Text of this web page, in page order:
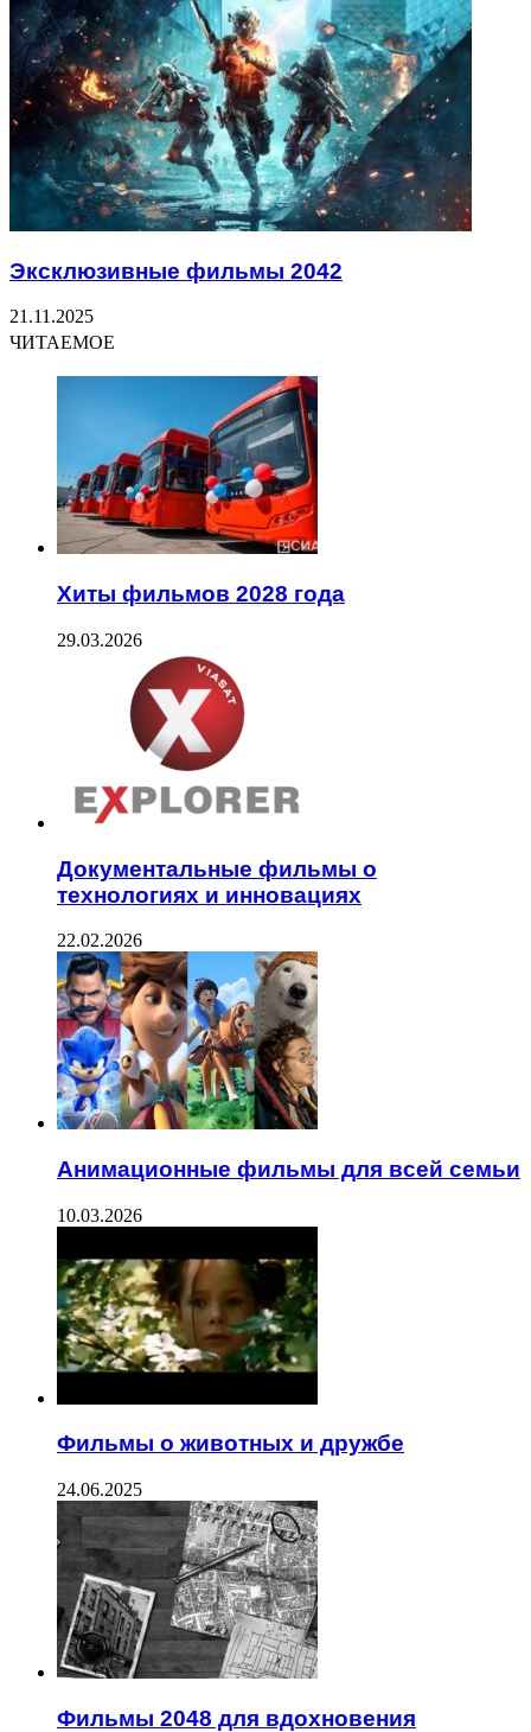
Эксклюзивные фильмы 2042
21.11.2025
ЧИТАЕМОЕ
Хиты фильмов 2028 года
29.03.2026
Документальные фильмы о
технологиях и инновациях
22.02.2026
Анимационные фильмы для всей семьи
10.03.2026
Фильмы о животных и дружбе
24.06.2025
Фильмы 2048 для вдохновения